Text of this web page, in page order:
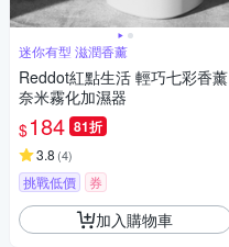
迷你有型 滋潤香薰
Reddot紅點生活 輕巧七彩香薰
奈米霧化加濕器
$184 81折
3.8 (4)
挑戰低價 券
加入購物車